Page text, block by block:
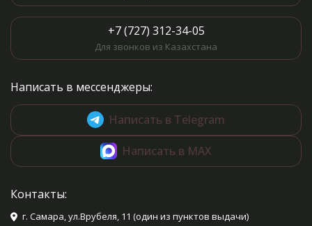
+7 (727) 312-34-05
Для звонков из Казахстана
Написать в мессенджеры:
Написать в Telegram
Написать в MAX
Контакты:
г. Самара, ул.Врубеля, 11 (один из пунктов выдачи)